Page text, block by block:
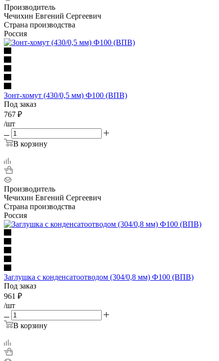
Производитель
Чечихин Евгений Сергеевич
Страна производства
Россия
Зонт-хомут (430/0,5 мм) Ф100 (ВПВ)
Под заказ
767 ₽
/шт
В корзину
Производитель
Чечихин Евгений Сергеевич
Страна производства
Россия
Заглушка с конденсатоотводом (304/0,8 мм) Ф100 (ВПВ)
Под заказ
961 ₽
/шт
В корзину